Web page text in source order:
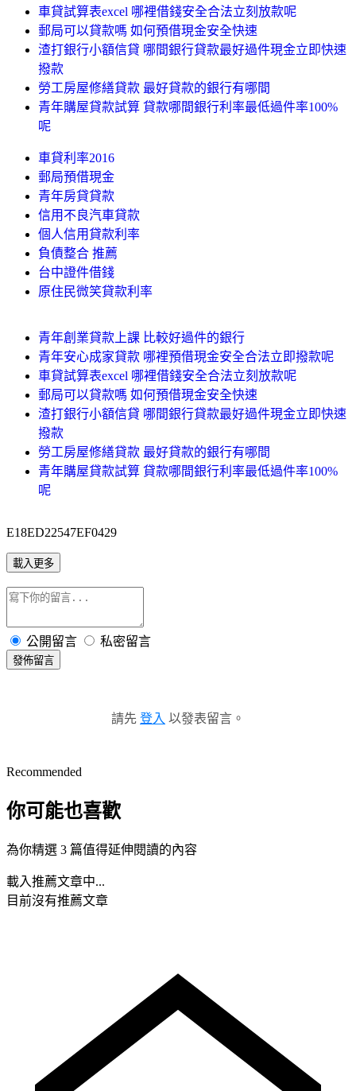
車貸試算表excel 哪裡借錢安全合法立刻放款呢
郵局可以貸款嗎 如何預借現金安全快速
渣打銀行小額信貸 哪間銀行貸款最好過件現金立即快速
撥款
勞工房屋修繕貸款 最好貸款的銀行有哪間
青年購屋貸款試算 貸款哪間銀行利率最低過件率100%
呢
車貸利率2016
郵局預借現金
青年房貸貸款
信用不良汽車貸款
個人信用貸款利率
負債整合 推薦
台中證件借錢
原住民微笑貸款利率
青年創業貸款上課 比較好過件的銀行
青年安心成家貸款 哪裡預借現金安全合法立即撥款呢
車貸試算表excel 哪裡借錢安全合法立刻放款呢
郵局可以貸款嗎 如何預借現金安全快速
渣打銀行小額信貸 哪間銀行貸款最好過件現金立即快速
撥款
勞工房屋修繕貸款 最好貸款的銀行有哪間
青年購屋貸款試算 貸款哪間銀行利率最低過件率100%
呢
E18ED22547EF0429
載入更多
公開留言 私密留言
發佈留言
請先 登入 以發表留言。
Recommended
你可能也喜歡
為你精選 3 篇值得延伸閱讀的內容
載入推薦文章中...
目前沒有推薦文章